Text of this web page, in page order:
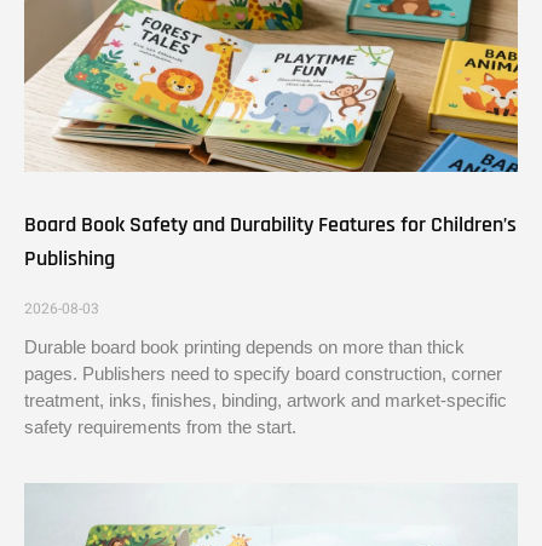
Board Book Safety and Durability Features for Children’s
Publishing
2026-08-03
Durable board book printing depends on more than thick
pages. Publishers need to specify board construction, corner
treatment, inks, finishes, binding, artwork and market-specific
safety requirements from the start.